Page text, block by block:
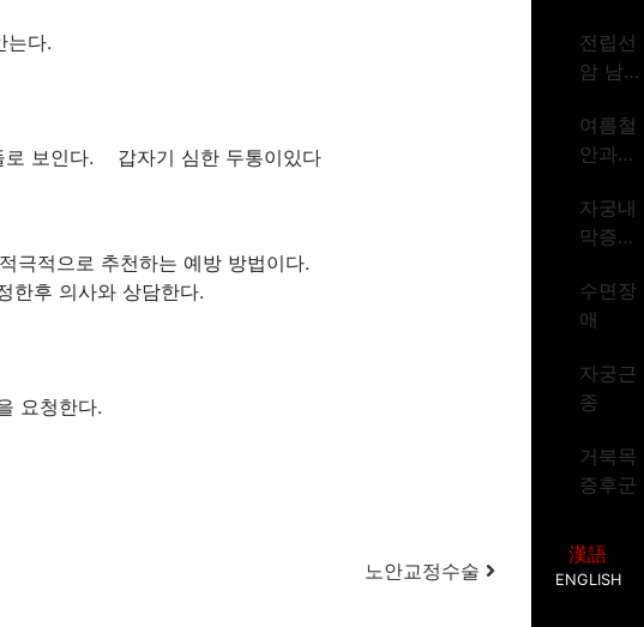
는다.
로 보인다. 갑자기 심한 두통이있다
극적으로 추천하는 예방 방법이다.
한후 의사와 상담한다.
요청한다.
노안교정수술
전립선
암 남성
시대
여름철
안과질
자궁내
막증식
수면장
애
자궁근
종
거북목
증후군
漢語
ENGLISH